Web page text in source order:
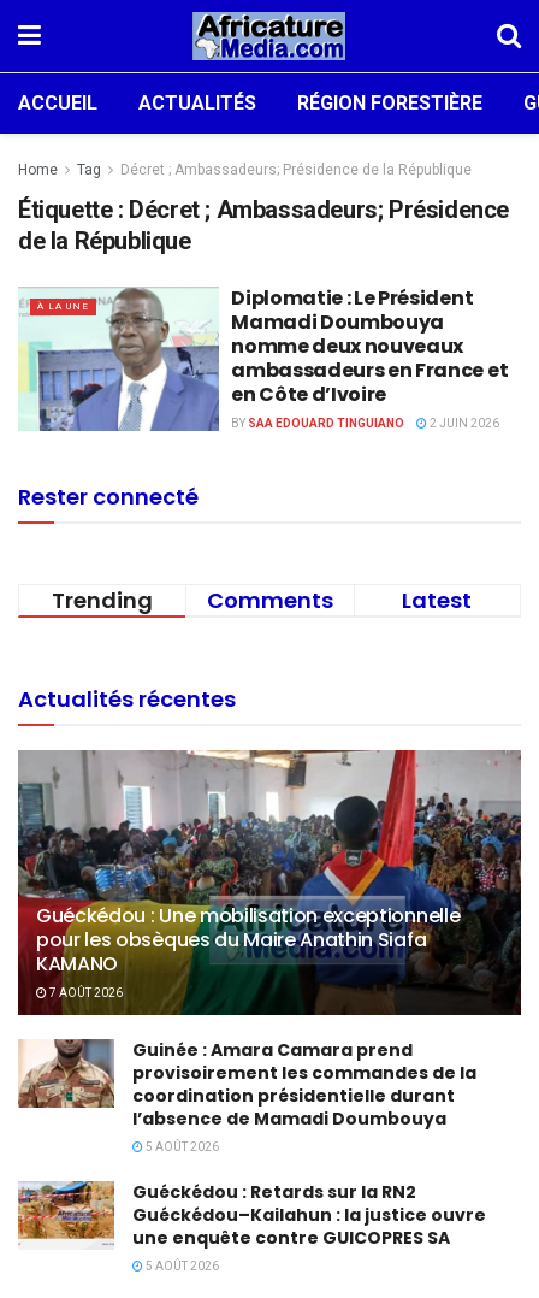
ACCUEIL ACTUALITÉS RÉGION FORESTIÈRE
Home Tag Décret ; Ambassadeurs; Présidence de la République
Étiquette : Décret ; Ambassadeurs; Présidence
de la République
À LA UNE
Diplomatie : Le Président
Mamadi Doumbouya
nomme deux nouveaux
ambassadeurs en France et
en Côte d’Ivoire
BY SAA EDOUARD TINGUIANO 2 JUIN 2026
Rester connecté
Trending Comments Latest
Actualités récentes
Guéckédou : Une mobilisation exceptionnelle
pour les obsèques du Maire Anathin Siafa
KAMANO
7 AOÛT 2026
Guinée : Amara Camara prend
provisoirement les commandes de la
coordination présidentielle durant
l’absence de Mamadi Doumbouya
5 AOÛT 2026
Guéckédou : Retards sur la RN2
Guéckédou–Kailahun : la justice ouvre
une enquête contre GUICOPRES SA
5 AOÛT 2026